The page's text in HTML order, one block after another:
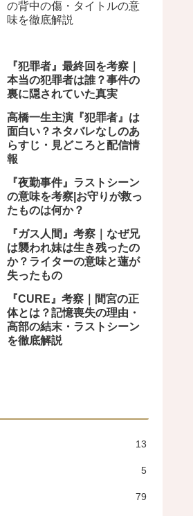
の背中の傷・タイトルの意
味を徹底解説
『犯罪者』最終回を考察｜
本当の犯罪者は誰？事件の
裏に隠されていた真実
高橋一生主演『犯罪者』は
面白い？ネタバレなしのあ
らすじ・見どころと配信情
報
『夜勤事件』ラストシーン
の意味を考察|お守りが救っ
たものは何か？
『ガス人間』考察｜なぜ兄
は襲われ妹は生き残ったの
か？ライターの意味と蓮が
失ったもの
『CURE』考察｜間宮の正
体とは？記憶喪失の理由・
高部の結末・ラストシーン
を徹底解説
13
5
79